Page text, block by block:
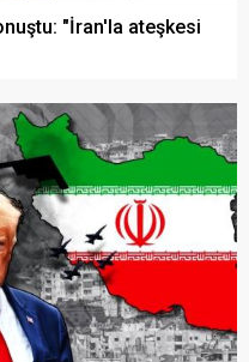
"İran'la ateşkesi